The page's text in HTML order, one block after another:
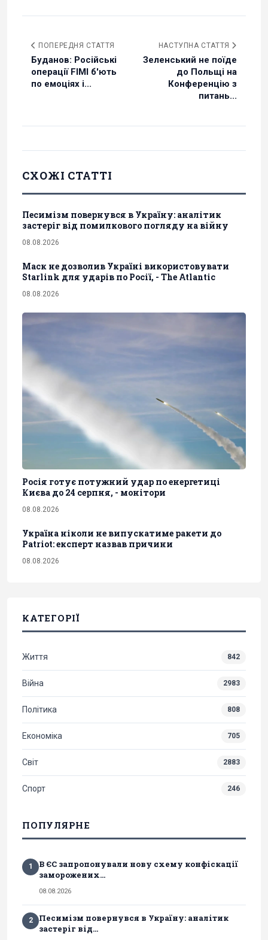
ПОПЕРЕДНЯ СТАТТЯ
Буданов: Російські
операції FIMI б'ють
по емоціях і...
НАСТУПНА СТАТТЯ
Зеленський не поїде
до Польщі на
Конференцію з
питань...
СХОЖІ СТАТТІ
Песимізм повернувся в Україну: аналітик
застеріг від помилкового погляду на війну
08.08.2026
Маск не дозволив Україні використовувати
Starlink для ударів по Росії, - The Atlantic
08.08.2026
Росія готує потужний удар по енергетиці
Києва до 24 серпня, - монітори
08.08.2026
Україна ніколи не випускатиме ракети до
Patriot: експерт назвав причини
08.08.2026
КАТЕГОРІЇ
Життя 842
Війна 2983
Політика 808
Економіка 705
Світ 2883
Спорт 246
ПОПУЛЯРНЕ
1
В ЄС запропонували нову схему конфіскації
заморожених...
08.08.2026
2
Песимізм повернувся в Україну: аналітик
застеріг від...